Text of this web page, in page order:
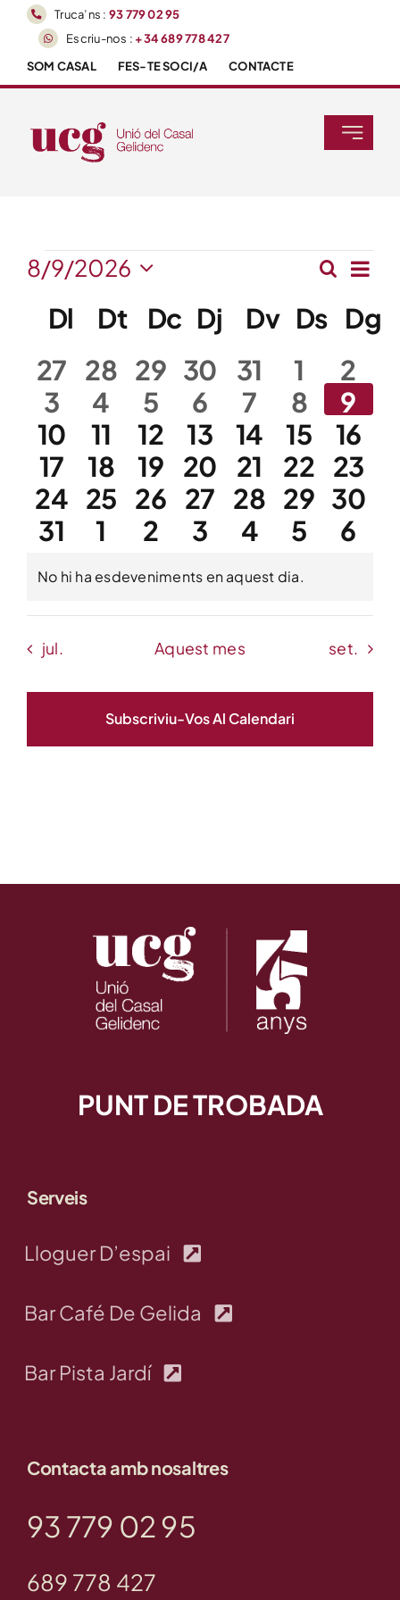
Skip
content
Truca’ns : 93 779 02 95
Escriu-nos : +34 689 778 427
SOM CASAL
FES-TE SOCI/A CONTACTE
Toggle
Entrades
Entitats
75 aniversari
Serveis
Visual
Cerca
De
Mes
8/9/2026
una
Calendari
De
Esdeveniments
Dl Dilluns
DtDimarts
Dc Dimecres
Dj Dijous
Dv Ds Dg
0
Esdeveniments
27 0
Esdeveniments
28 0
Esdeveniments
29 0
Esdeveniments
30
0
31
0
1
0
2
0
Esdeveniments
3
0
Esdeveniments
4
0
Esdeveniments
5
0
Esdeveniments
6
0
7
0
8
0
9
0
Esdeveniments
10
0
Esdeveniments
11
0
Esdeveniments
12
0
Esdeveniments
13
0
14
0
15
0
16
0
Esdeveniments
17
0
Esdeveniments
18
0
Esdeveniments
19
0
Esdeveniments
20
0
21
0
22 0
23
0
Esdeveniments
24 0
Esdeveniments
25 0
Esdeveniments
26 0
Esdeveniments
27 0
28 0
29 0
30
0
Esdeveniments
31
0
Esdeveniments
1
0
Esdeveniments
2
0
Esdeveniments
3
0
4
0
5
0
6
Avís
No hi ha esdeveniments en aquest dia.
jul. Aquest mes set.
Subscriviu-Vos Al Calendari
PUNT DE TROBADA
Serveis
Lloguer D’espai
Bar Café De Gelida
Bar Pista Jardí
Contacta amb nosaltres
93 779 02 95
689 778 427